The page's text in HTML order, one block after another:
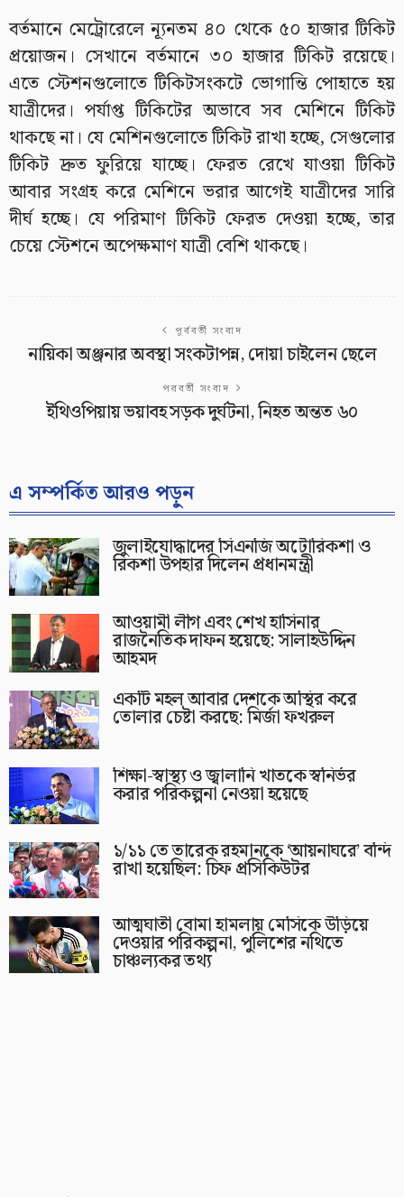
বর্তমানে মেট্রোরেলে ন্যূনতম ৪০ থেকে ৫০ হাজার টিকিট
প্রয়োজন। সেখানে বর্তমানে ৩০ হাজার টিকিট রয়েছে।
এতে স্টেশনগুলোতে টিকিটসংকটে ভোগান্তি পোহাতে হয়
যাত্রীদের। পর্যাপ্ত টিকিটের অভাবে সব মেশিনে টিকিট
থাকছে না। যে মেশিনগুলোতে টিকিট রাখা হচ্ছে, সেগুলোর
টিকিট দ্রুত ফুরিয়ে যাচ্ছে। ফেরত রেখে যাওয়া টিকিট
আবার সংগ্রহ করে মেশিনে ভরার আগেই যাত্রীদের সারি
দীর্ঘ হচ্ছে। যে পরিমাণ টিকিট ফেরত দেওয়া হচ্ছে, তার
চেয়ে স্টেশনে অপেক্ষমাণ যাত্রী বেশি থাকছে।
পূর্ববর্তী সংবাদ
নায়িকা অঞ্জনার অবস্থা সংকটাপন্ন, দোয়া চাইলেন ছেলে
পরবর্তী সংবাদ
ইথিওপিয়ায় ভয়াবহ সড়ক দুর্ঘটনা, নিহত অন্তত ৬০
এ সম্পর্কিত আরও পড়ুন
জুলাইযোদ্ধাদের সিএনজি অটোরিকশা ও
রিকশা উপহার দিলেন প্রধানমন্ত্রী
আওয়ামী লীগ এবং শেখ হাসিনার
রাজনৈতিক দাফন হয়েছে: সালাহউদ্দিন
আহমদ
একটি মহল আবার দেশকে অস্থির করে
তোলার চেষ্টা করছে: মির্জা ফখরুল
শিক্ষা-স্বাস্থ্য ও জ্বালানি খাতকে স্বনির্ভর
করার পরিকল্পনা নেওয়া হয়েছে
১/১১ তে তারেক রহমানকে ‘আয়নাঘরে’ বন্দি
রাখা হয়েছিল: চিফ প্রসিকিউটর
আত্মঘাতী বোমা হামলায় মেসিকে উড়িয়ে
দেওয়ার পরিকল্পনা, পুলিশের নথিতে
চাঞ্চল্যকর তথ্য